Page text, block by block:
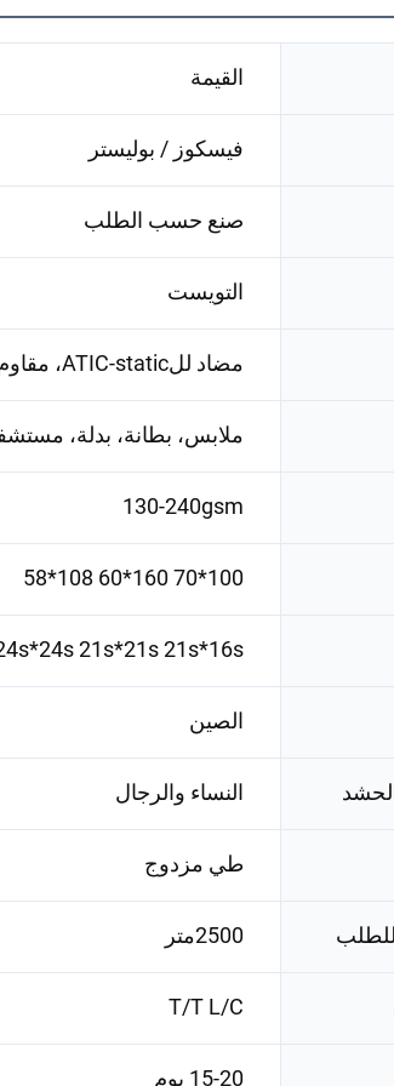
القيمة
فيسكوز / بوليستر
صنع حسب الطلب
التويست
مضاد للATIC-static، مقاوم للتصغير، مضاد للحبوب، مقاوم للبقع، مقاوم للتجعد
ملابس، بطانة، بدلة،
130-240gsm
100*70 160*60 108*58
21s*21s 21s*16s
الصين
النساء والرجال
طي مزدوج
للطلب 2500متر
T/T L/C
15-20 يوم